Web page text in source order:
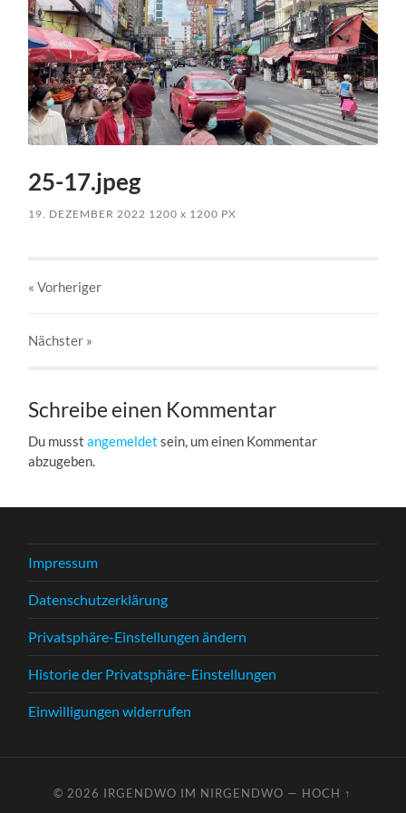
25-17.jpeg
19. DEZEMBER 2022 1200x 1200 PX
« Vorheriger
Nächster »
Schreibe einen Kommentar
Du musstangemeldet sein, um einen Kommentar
abzugeben.
Impressum
Datenschutzerklärung
Privatsphäre-Einstellungen ändern
Historie der Privatsphäre-Einstellungen
Einwilligungen widerrufen
© 2026 IRGENDWO IM NIRGENDWO — HOCH ↑